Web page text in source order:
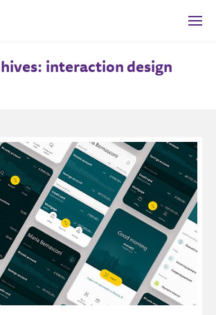
interaction design